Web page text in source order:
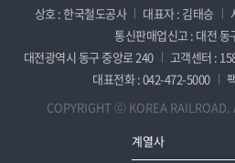
상호 : 한국철도공사 대표자 : 김태승
통신판매업신고 : 대전 동
대전광역시 동구 중앙로 240
고객센터 :
대표전화 : 042-472-5000
COPYRIGHT ⓒ KOREA RAILROAD.
계열사